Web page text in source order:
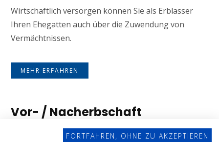
Wirtschaftlich versorgen können Sie als Erblasser
Ihren Ehegatten auch über die Zuwendung von
Vermächtnissen.
MEHR ERFAHREN
Vor- / Nacherbschaft
FORTFAHREN, OHNE ZU AKZEPTIEREN